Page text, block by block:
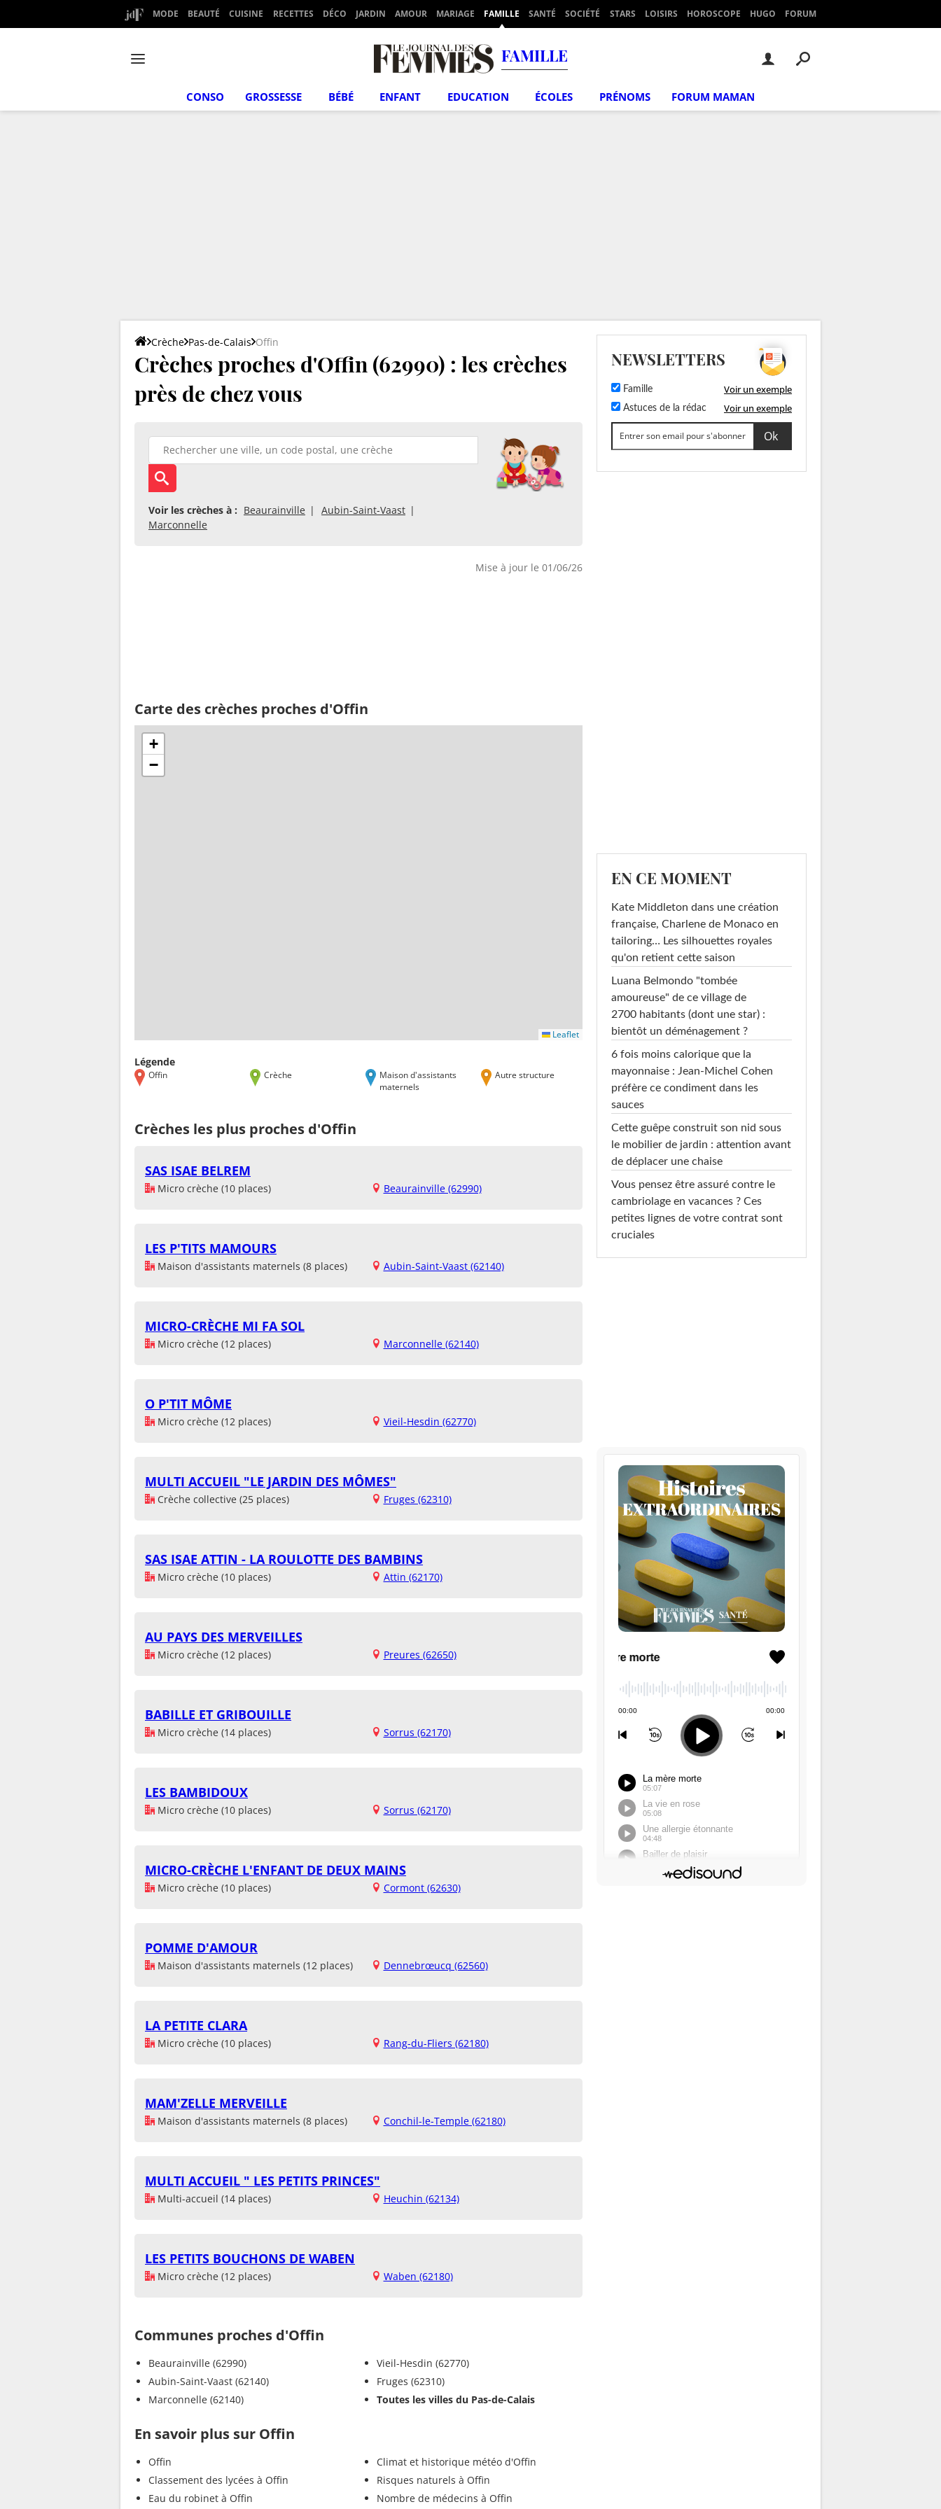
MODE BEAUTÉ CUISINE RECETTES DÉCO JARDIN AMOUR MARIAGE FAMILLE SANTÉ SOCIÉTÉ STARS LOISIRS HOROSCOPE HUGO FORUM
FAMILLE
CONSO GROSSESSE BÉBÉ ENFANT EDUCATION ÉCOLES PRÉNOMS FORUM MAMAN
Crèche Pas-de-Calais Offin
Crèches proches d'Offin (62990) : les crèches
près de chez vous
Voir les crèches à : Beaurainville
Aubin-Saint-Vaast
Marconnelle
Mise à jour le 01/06/26
Carte des crèches proches d'Offin
+
−
Leaflet
Légende
Offin Crèche
Maison d'assistants
maternels
Autre structure
Crèches les plus proches d'Offin
SAS ISAE BELREM
Micro crèche (10 places) Beaurainville (62990)
LES P'TITS MAMOURS
Maison d'assistants maternels (8 places) Aubin-Saint-Vaast (62140)
MICRO-CRÈCHE MI FA SOL
Micro crèche (12 places) Marconnelle (62140)
O P'TIT MÔME
Micro crèche (12 places) Vieil-Hesdin (62770)
MULTI ACCUEIL "LE JARDIN DES MÔMES"
Crèche collective (25 places) Fruges (62310)
SAS ISAE ATTIN - LA ROULOTTE DES BAMBINS
Micro crèche (10 places) Attin (62170)
AU PAYS DES MERVEILLES
Micro crèche (12 places) Preures (62650)
BABILLE ET GRIBOUILLE
Micro crèche (14 places) Sorrus (62170)
LES BAMBIDOUX
Micro crèche (10 places) Sorrus (62170)
MICRO-CRÈCHE L'ENFANT DE DEUX MAINS
Micro crèche (10 places) Cormont (62630)
POMME D'AMOUR
Maison d'assistants maternels (12 places) Dennebrœucq (62560)
LA PETITE CLARA
Micro crèche (10 places) Rang-du-Fliers (62180)
MAM'ZELLE MERVEILLE
Maison d'assistants maternels (8 places) Conchil-le-Temple (62180)
MULTI ACCUEIL " LES PETITS PRINCES"
Multi-accueil (14 places) Heuchin (62134)
LES PETITS BOUCHONS DE WABEN
Micro crèche (12 places) Waben (62180)
Communes proches d'Offin
Beaurainville (62990)
Aubin-Saint-Vaast (62140)
Marconnelle (62140)
Vieil-Hesdin (62770)
Fruges (62310)
Toutes les villes du Pas-de-Calais
En savoir plus sur Offin
Offin
Classement des lycées à Offin
Eau du robinet à Offin
Climat et historique météo d'Offin
Risques naturels à Offin
Nombre de médecins à Offin
NEWSLETTERS
Famille Voir un exemple
Astuces de la rédac Voir un exemple
EN CE MOMENT
Kate Middleton dans une création
française, Charlene de Monaco en
tailoring… Les silhouettes royales
qu'on retient cette saison
Luana Belmondo "tombée
amoureuse" de ce village de
2700 habitants (dont une star) :
bientôt un déménagement ?
6 fois moins calorique que la
mayonnaise : Jean-Michel Cohen
préfère ce condiment dans les
sauces
Cette guêpe construit son nid sous
le mobilier de jardin : attention avant
de déplacer une chaise
Vous pensez être assuré contre le
cambriolage en vacances ? Ces
petites lignes de votre contrat sont
cruciales